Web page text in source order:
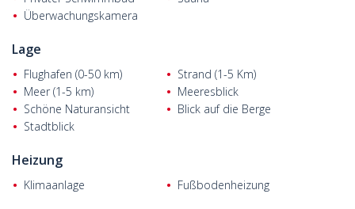
Überwachungskamera
Lage
Flughafen (0-50 km)
Strand (1-5 Km)
Meer (1-5 km)
Meeresblick
Schöne Naturansicht
Blick auf die Berge
Stadtblick
Heizung
Klimaanlage Fußbodenheizung